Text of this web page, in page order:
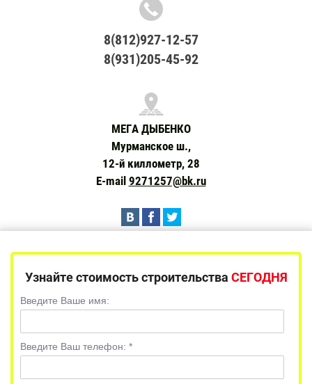
8(812)927-12-57
8(931)205-45-92
МЕГА ДЫБЕНКО
Мурманское ш.,
12-й киллометр, 28
E-mail 9271257@bk.ru
Узнайте стоимость строительства СЕГОДНЯ
Введите Ваше имя:
Введите Ваш телефон: *